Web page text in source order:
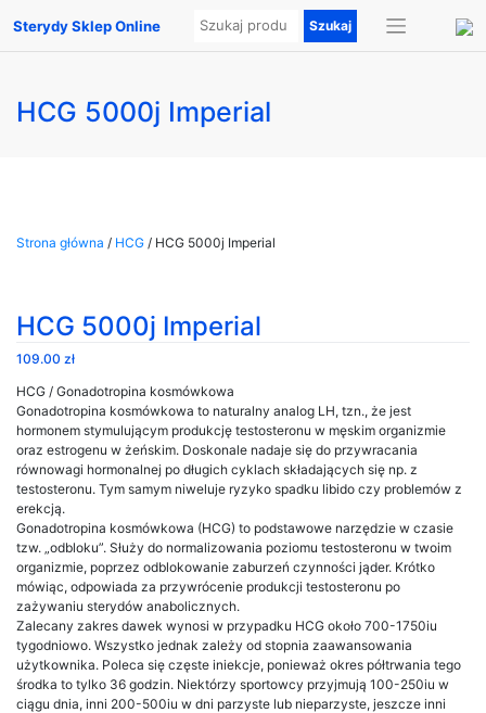
Sterydy Sklep Online
HCG 5000j Imperial
Strona główna / HCG / HCG 5000j Imperial
HCG 5000j Imperial
109.00 zł
HCG / Gonadotropina kosmówkowa
Gonadotropina kosmówkowa to naturalny analog LH, tzn., że jest
hormonem stymulującym produkcję testosteronu w męskim organizmie
oraz estrogenu w żeńskim. Doskonale nadaje się do przywracania
równowagi hormonalnej po długich cyklach składających się np. z
testosteronu. Tym samym niweluje ryzyko spadku libido czy problemów z
erekcją.
Gonadotropina kosmówkowa (HCG) to podstawowe narzędzie w czasie
tzw. „odbloku”. Służy do normalizowania poziomu testosteronu w twoim
organizmie, poprzez odblokowanie zaburzeń czynności jąder. Krótko
mówiąc, odpowiada za przywrócenie produkcji testosteronu po
zażywaniu sterydów anabolicznych.
Zalecany zakres dawek wynosi w przypadku HCG około 700-1750iu
tygodniowo. Wszystko jednak zależy od stopnia zaawansowania
użytkownika. Poleca się częste iniekcje, ponieważ okres półtrwania tego
środka to tylko 36 godzin. Niektórzy sportowcy przyjmują 100-250iu w
ciągu dnia, inni 200-500iu w dni parzyste lub nieparzyste, jeszcze inni